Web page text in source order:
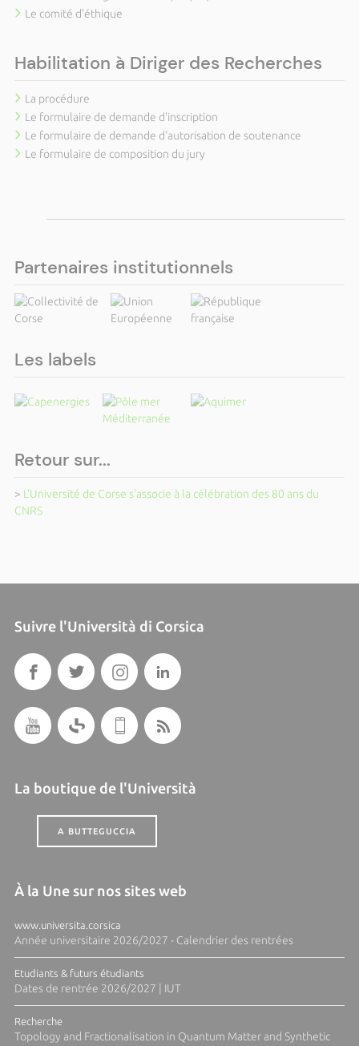
Le comité d'éthique
Habilitation à Diriger des Recherches
La procédure
Le formulaire de demande d'inscription
Le formulaire de demande d'autorisation de soutenance
Le formulaire de composition du jury
Partenaires institutionnels
Les labels
Retour sur...
> L'Université de Corse s'associe à la célébration des 80 ans du
CNRS
Suivre l'Università di Corsica
La boutique de l'Università
A BUTTEGUCCIA
À la Une sur nos sites web
www.universita.corsica
Année universitaire 2026/2027 - Calendrier des rentrées
Etudiants & futurs étudiants
Dates de rentrée 2026/2027 | IUT
Recherche
Topology and Fractionalisation in Quantum Matter and Synthetic